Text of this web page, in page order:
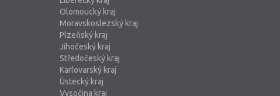
Olomoucký kraj
Moravskoslezský kraj
Plzeňský kraj
Jihočeský kraj
Středočeský kraj
Karlovarský kraj
Ústecký kraj
Vysočina kraj